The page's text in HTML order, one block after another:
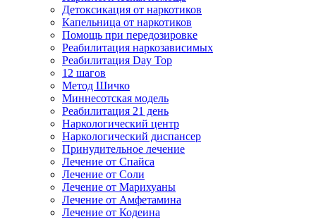
Детоксикация от наркотиков
Капельница от наркотиков
Помощь при передозировке
Реабилитация наркозависимых
Реабилитация Day Top
12 шагов
Метод Шичко
Миннесотская модель
Реабилитация 21 день
Наркологический центр
Наркологический диспансер
Принудительное лечение
Лечение от Спайса
Лечение от Соли
Лечение от Марихуаны
Лечение от Амфетамина
Лечение от Кодеина